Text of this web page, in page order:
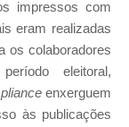
impressos com
eram realizadas
os colaboradores
eleitoral,
enxerguem
às publicações